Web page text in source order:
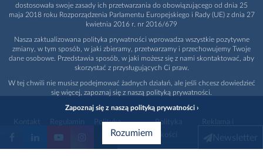
Polityka
prywatności
Polityka
promocja
dostosowała swoje zasady ich przetwarzania do obowiązującego od dnia 25
maja 2018 roku Rozporządzenia Parlamentu Europejskiego i Rady (UE) z dnia 27
kwietnia 2016 r. nr 2016/679
Nasza zaktualizowana polityka prywatności wprowadza wszystkie pozytywne
zmiany, w tym sposób, w jaki zbieramy, przetwarzamy i przechowujemy Twoje
dane osobowe. Przedstawia sposób, w jaki możesz się z nami skontaktować, aby
skorzystać z przysługujących Ci praw.
W tej chwili nie musisz podejmować żadnych działań, ale jeśli chcesz dowiedzieć
się więcej, zapoznaj się z naszą polityką prywatności.
Zapoznaj się z naszą polityką prywatności ›
Rozumiem Newsletter